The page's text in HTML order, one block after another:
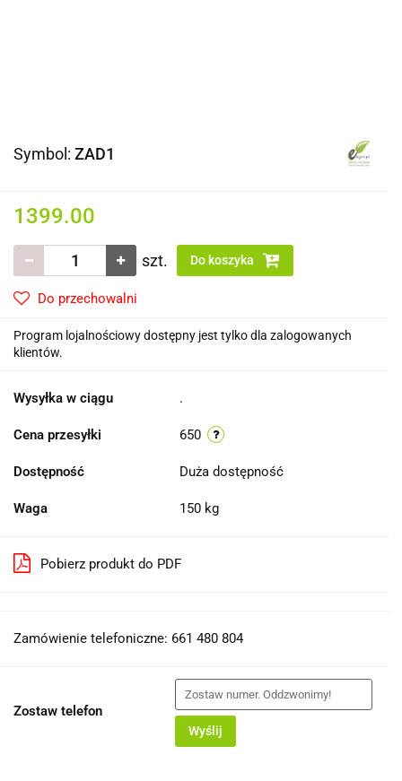
Symbol: ZAD1
1399.00
szt. Do koszyka
Do przechowalni
Program lojalnościowy dostępny jest tylko dla zalogowanych
klientów.
Wysyłka w ciągu .
Cena przesyłki 650
Dostępność Duża dostępność
Waga 150 kg
Pobierz produkt do PDF
Zamówienie telefoniczne: 661 480 804
Zostaw telefon
Wyślij